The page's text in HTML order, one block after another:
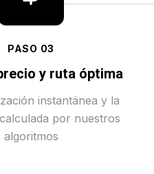
PASO 03
y ruta óptima
instantánea y la
por nuestros
algoritmos